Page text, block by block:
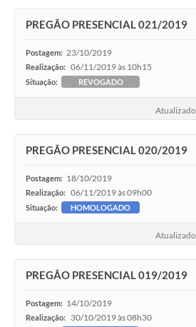
PREGÃO PRESENCIAL 021/2019
Postagem: 23/10/2019
Realização: 06/11/2019 às 10h15
Situação: REVOGADO
PREGÃO PRESENCIAL 020/2019
Postagem: 18/10/2019
Realização: 06/11/2019 às 09h00
Situação: HOMOLOGADO
PREGÃO PRESENCIAL 019/2019
Postagem: 14/10/2019
Realização: 30/10/2019 às 08h30